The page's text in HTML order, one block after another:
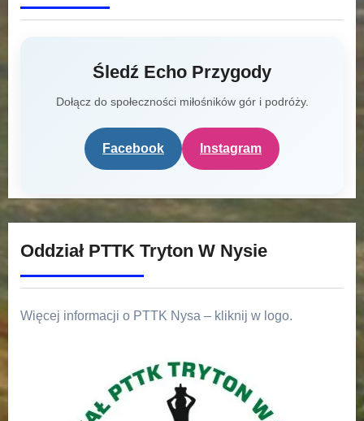
Śledź Echo Przygody
Dołącz do społeczności miłośników gór i podróży.
Facebook Instagram
Oddział PTTK Tryton W Nysie
Więcej informacji o PTTK Nysa – kliknij w logo.